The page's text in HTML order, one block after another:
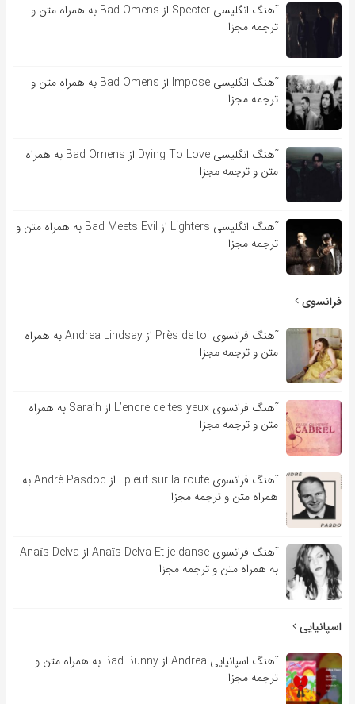
آهنگ انگلیسی Specter از Bad Omens به همراه متن و
ترجمه مجزا
آهنگ انگلیسی Impose از Bad Omens به همراه متن و
ترجمه مجزا
آهنگ انگلیسی Dying To Love از Bad Omens به همراه
متن و ترجمه مجزا
آهنگ انگلیسی Lighters از Bad Meets Evil به همراه متن و
ترجمه مجزا
فرانسوی
آهنگ فرانسوی Près de toi از Andrea Lindsay به همراه
متن و ترجمه مجزا
آهنگ فرانسوی L’encre de tes yeux از Sara’h به همراه
متن و ترجمه مجزا
آهنگ فرانسوی l pleut sur la route از André Pasdoc به
همراه متن و ترجمه مجزا
آهنگ فرانسوی Anaïs Delva Et je danse از Anaïs Delva
به همراه متن و ترجمه مجزا
اسپانیایی
آهنگ اسپانیایی Andrea از Bad Bunny به همراه متن و
ترجمه مجزا